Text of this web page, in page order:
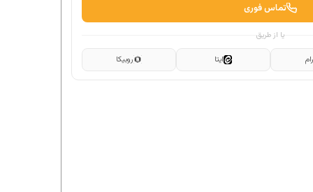
تماس فوری
یا از طریق
ایتا روبیکا